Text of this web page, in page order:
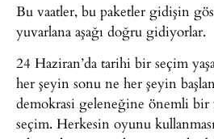
Bu vaatler, bu paketler gidişin
yuvarlana aşağı doğru gidiyorlar.
24 Haziran’da tarihi bir seçim
her şeyin sonu ne her şeyin
demokrasi geleneğine önemli bir
seçim. Herkesin oyunu